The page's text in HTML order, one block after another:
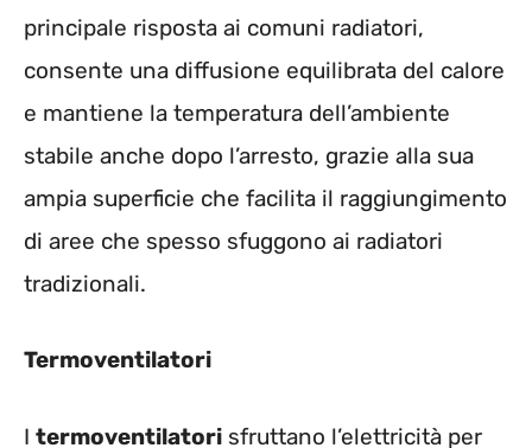
principale risposta ai comuni radiatori,
consente una diffusione equilibrata del calore
e mantiene la temperatura dell’ambiente
stabile anche dopo l’arresto, grazie alla sua
ampia superficie che facilita il raggiungimento
di aree che spesso sfuggono ai radiatori
tradizionali.
Termoventilatori
I termoventilatori sfruttano l’elettricità per